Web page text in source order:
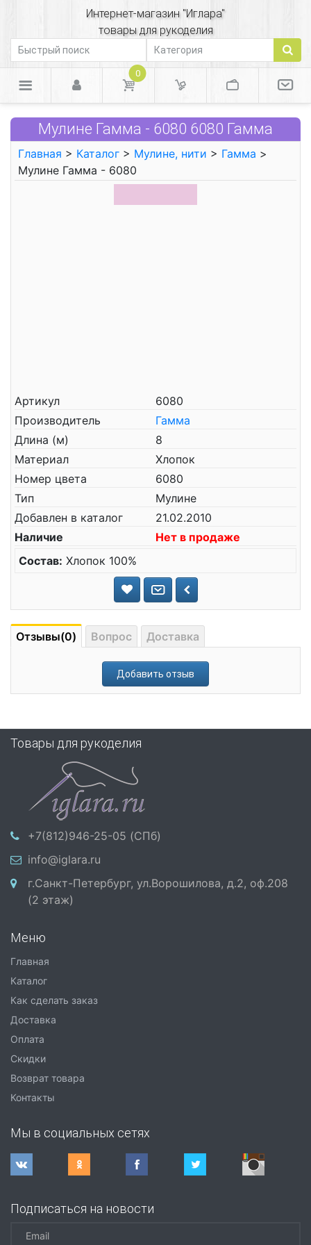
Интернет-магазин "Иглара"
товары для рукоделия
0
Мулине Гамма - 6080 6080 Гамма
Главная > Каталог > Мулине, нити > Гамма >
Мулине Гамма - 6080
Артикул
6080
Производитель
Гамма
Длина (м)
8
Материал
Хлопок
Номер цвета
6080
Тип
Мулине
Добавлен в каталог
21.02.2010
Наличие
Нет в продаже
Состав: Хлопок 100%
Отзывы(0) Вопрос Доставка
Добавить отзыв
Товары для рукоделия
+7(812)946-25-05 (СПб)
info@iglara.ru
г.Санкт-Петербург, ул.Ворошилова, д.2, оф.208
(2 этаж)
Меню
Главная
Каталог
Как сделать заказ
Доставка
Оплата
Скидки
Возврат товара
Контакты
Мы в социальных сетях
Подписаться на новости